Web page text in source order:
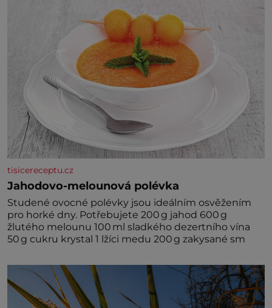
tisicereceptu.cz
Jahodovo-melounová polévka
Studené ovocné polévky jsou ideálním osvěžením
pro horké dny. Potřebujete 200 g jahod 600 g
žlutého melounu 100 ml sladkého dezertního vína
50 g cukru krystal 1 lžíci medu 200 g zakysané sm